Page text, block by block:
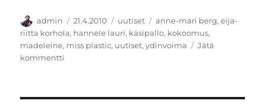
Kirjoittaja
admin Julkaistu
21.4.2010 Kategoriat
uutiset Avainsanat
anne-mari berg,eija-
riitta korhola, hannele lauri, käsipallo, kokoomus,
madeleine, miss plastic, uutiset,ydinvoima
Jätä
kommentti